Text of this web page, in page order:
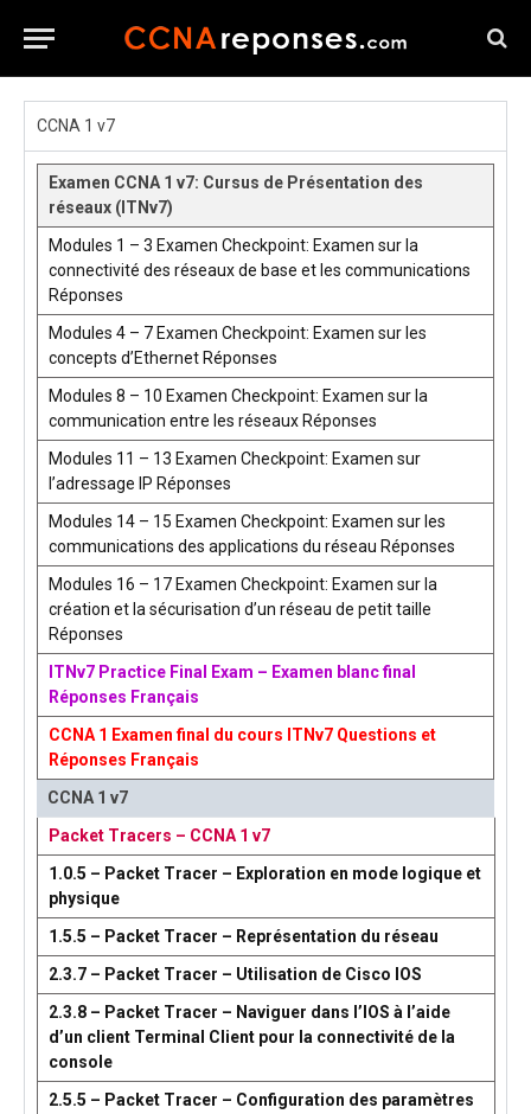
CCNA 1 v7
Examen CCNA 1 v7: Cursus de Présentation des
réseaux (ITNv7)
Modules 1 – 3 Examen Checkpoint: Examen sur la
connectivité des réseaux de base et les communications
Réponses
Modules 4 – 7 Examen Checkpoint: Examen sur les
concepts d’Ethernet Réponses
Modules 8 – 10 Examen Checkpoint: Examen sur la
communication entre les réseaux Réponses
Modules 11 – 13 Examen Checkpoint: Examen sur
l’adressage IP Réponses
Modules 14 – 15 Examen Checkpoint: Examen sur les
communications des applications du réseau Réponses
Modules 16 – 17 Examen Checkpoint: Examen sur la
création et la sécurisation d’un réseau de petit taille
Réponses
ITNv7 Practice Final Exam – Examen blanc final
Réponses Français
CCNA 1 Examen final du cours ITNv7 Questions et
Réponses Français
CCNA 1 v7
Packet Tracers – CCNA 1 v7
1.0.5 – Packet Tracer – Exploration en mode logique et
physique
1.5.5 – Packet Tracer – Représentation du réseau
2.3.7 – Packet Tracer – Utilisation de Cisco IOS
2.3.8 – Packet Tracer – Naviguer dans l’IOS à l’aide
d’un client Terminal Client pour la connectivité de la
console
2.5.5 – Packet Tracer – Configuration des paramètres